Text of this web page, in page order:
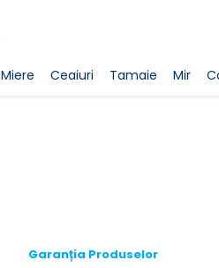
Miere Ceaiuri Tamaie Mir
Garanția Produselor